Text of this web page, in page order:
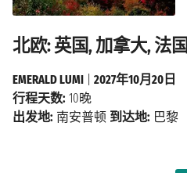
北欧: 英国, 加拿大, 法国
EMERALD LUMI
2027年10月20日
行程天数: 10晚
出发地: 南安普顿 到达地: 巴黎